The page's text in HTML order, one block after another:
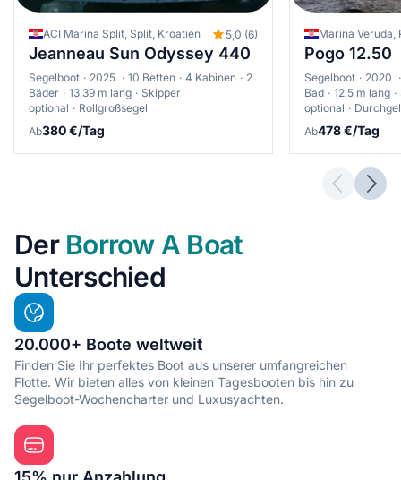
ACI Marina Split, Split, Kroatien 5,0 (6)
Jeanneau Sun Odyssey 440
Segelboot 2025 10 Betten 4 Kabinen
2
Bäder
13,39 m lang
Skipper
optional
Rollgroßsegel
Ab380 €/Tag
Marina Veruda,
Pogo 12.50
Segelboot
2020
Bad
12,5 m lang
optional
Ab478 €/Tag
Der Borrow A Boat
Unterschied
20.000+ Boote weltweit
Finden Sie Ihr perfektes Boot aus unserer umfangreichen
Flotte. Wir bieten alles von kleinen Tagesbooten bis hin zu
Segelboot-Wochencharter und Luxusyachten.